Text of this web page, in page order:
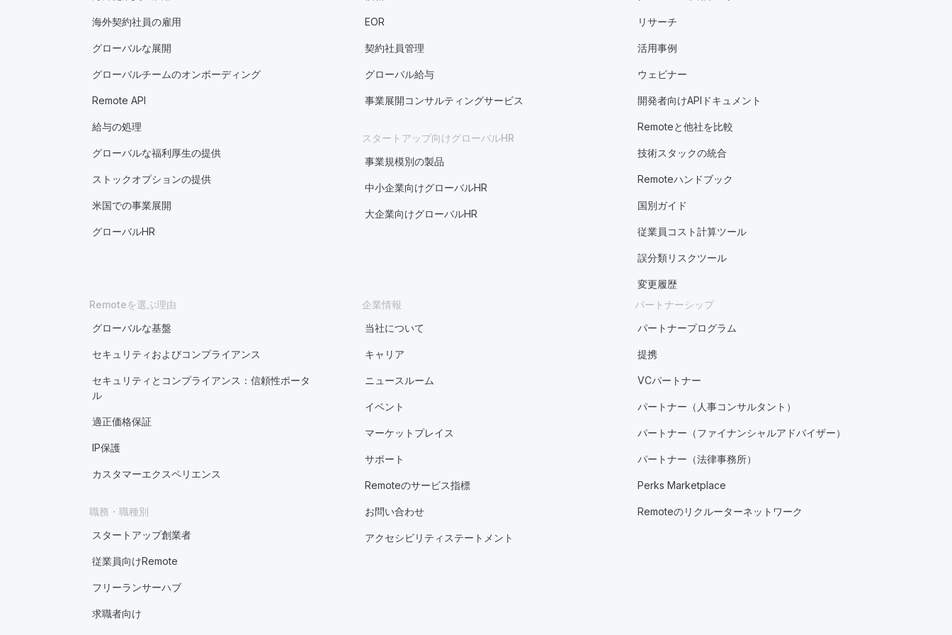
海外契約社員の雇用
グローバルな展開
グローバルチームのオンボーディング
Remote API
給与の処理
グローバルな福利厚生の提供
ストックオプションの提供
米国での事業展開
グローバルHR
EOR
契約社員管理
グローバル給与
事業展開コンサルティングサービス
スタートアップ向けグローバルHR
事業規模別の製品
中小企業向けグローバルHR
大企業向けグローバルHR
リサーチ
活用事例
ウェビナー
開発者向けAPIドキュメント
Remoteと他社を比較
技術スタックの統合
Remoteハンドブック
国別ガイド
従業員コスト計算ツール
誤分類リスクツール
変更履歴
Remoteを選ぶ理由
グローバルな基盤
セキュリティおよびコンプライアンス
セキュリティとコンプライアンス：信頼性ポータ
ル
適正価格保証
IP保護
カスタマーエクスペリエンス
職務・職種別
スタートアップ創業者
従業員向けRemote
フリーランサーハブ
求職者向け
企業情報
当社について
キャリア
ニュースルーム
イベント
マーケットプレイス
サポート
Remoteのサービス指標
お問い合わせ
アクセシビリティステートメント
パートナーシップ
パートナープログラム
提携
VCパートナー
パートナー（人事コンサルタント）
パートナー（ファイナンシャルアドバイザー）
パートナー（法律事務所）
Perks Marketplace
Remoteのリクルーターネットワーク